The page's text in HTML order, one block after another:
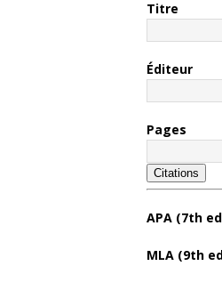
Titre
Éditeur
Pages
Citations
APA (7th
MLA (9th